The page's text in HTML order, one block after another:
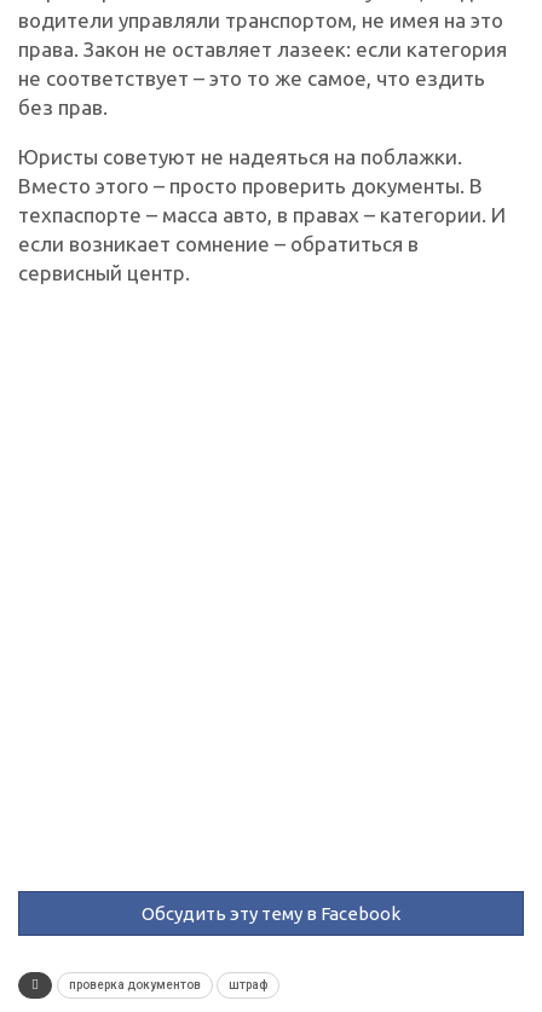
водители управляли транспортом, не имея на это
права. Закон не оставляет лазеек: если категория
не соответствует – это то же самое, что ездить
без прав.
Юристы советуют не надеяться на поблажки.
Вместо этого – просто проверить документы. В
техпаспорте – масса авто, в правах – категории. И
если возникает сомнение – обратиться в
сервисный центр.
Обсудить эту тему в Facebook
проверка документов штраф